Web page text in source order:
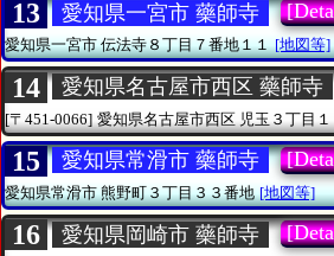
13 愛知県一宮市 藥師寺
愛知県一宮市伝法寺８丁目７番地１１ [地図等]
14 愛知県名古屋市西区 藥師寺
[〒451-0066] 愛知県名古屋市西区 児玉３丁目
15 愛知県常滑市 藥師寺
愛知県常滑市熊野町３丁目３３番地 [地図等]
16 愛知県岡崎市 藥師寺